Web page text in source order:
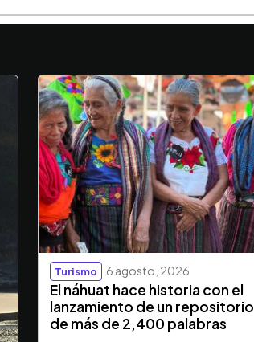
Turismo 6 agosto, 2026
El náhuat hace historia con el
lanzamiento de un repositorio
de más de 2,400 palabras